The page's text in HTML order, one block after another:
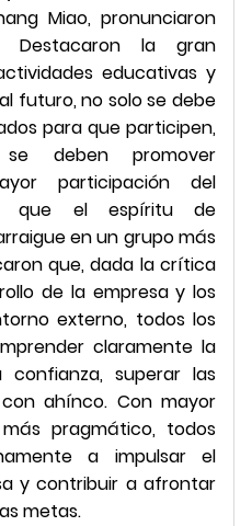
Miao, pronunciaron
Destacaron la gran
educativas y
futuro, no solo se debe
para que participen,
deben promover
participación del
que el espíritu de
en un grupo más
que, dada la crítica
de la empresa y los
externo, todos los
claramente la
confianza, superar las
ahínco. Con mayor
pragmático, todos
a impulsar el
y contribuir a afrontar
metas.